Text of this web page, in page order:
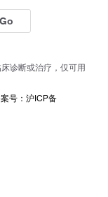
Go
诊断或治疗，仅可用
号：沪ICP备